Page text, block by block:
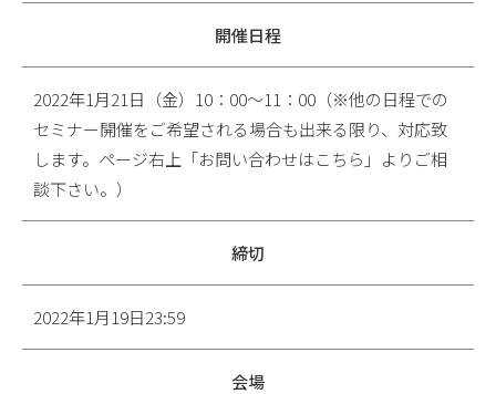
開催日程
2022年1月21日（金）10：00～11：00（※他の日程での
セミナー開催をご希望される場合も出来る限り、対応致
します。ページ右上「お問い合わせはこちら」よりご相
談下さい。）
締切
2022年1月19日23:59
会場